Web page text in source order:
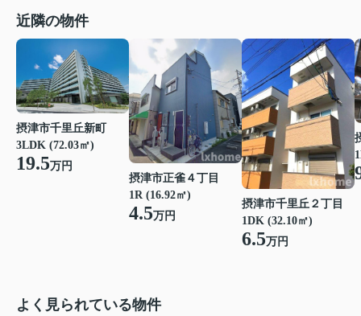
近隣の物件
摂津市千里丘新町
3LDK (72.03㎡)
19.5万円
摂津市正雀４丁目
1R (16.92㎡)
4.5万円
摂津市千里丘２丁目
1DK (32.10㎡)
6.5万円
よく見られている物件